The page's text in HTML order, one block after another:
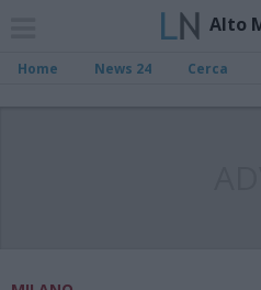
Alto
Home News 24 Cerca